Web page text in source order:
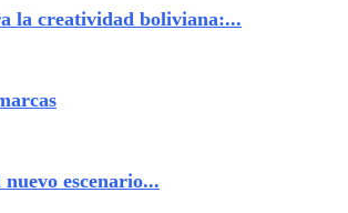
la creatividad boliviana:...
escenario...